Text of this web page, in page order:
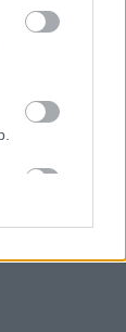
του
που